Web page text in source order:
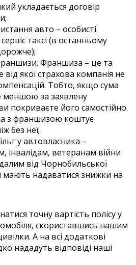
укладається договір
авто – особисті
таксі (в останньому
Франшиза – це та
якої страхова компанія не
Тобто, якщо сума
меншою за заявлену
покриваєте його самостійно.
з франшизою коштує
без неї;
у автовласника –
інвалідам, ветеранам війни
від Чорнобильської
мають надаватися знижки на
точну вартість полісу у
скориставшись нашим
А на всі додаткові
нададуть відповіді наші